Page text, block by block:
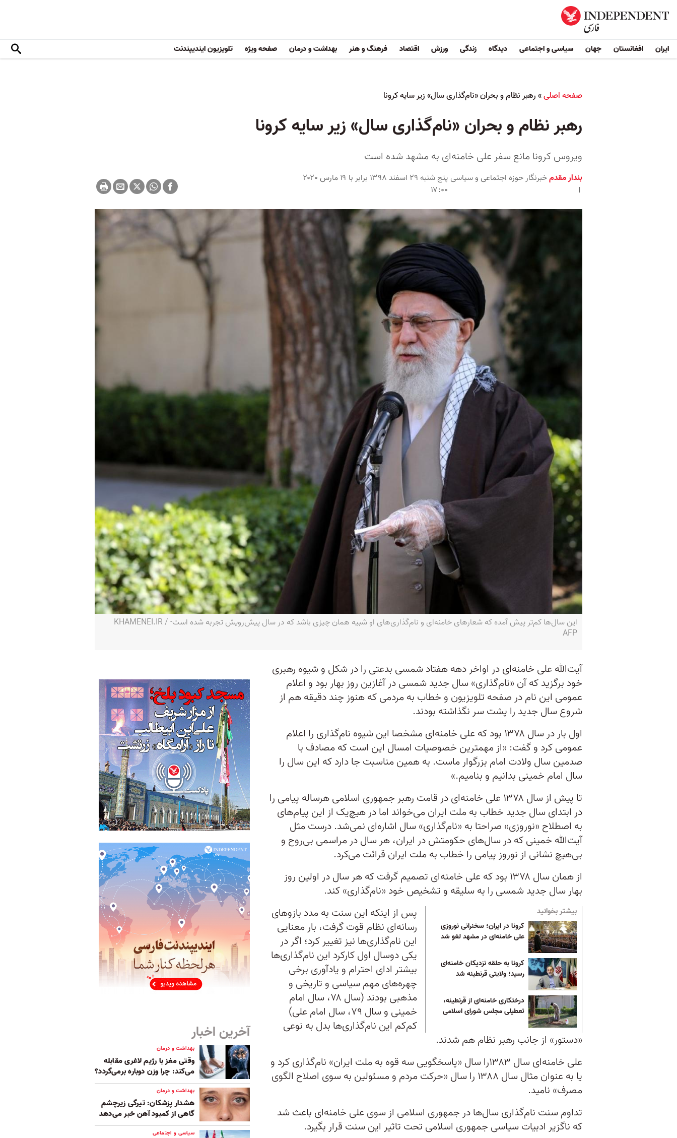
ایران افغانستان جهان سیاسی و اجتماعی دیدگاه زندگی ورزش اقتصاد فرهنگ و هنر بهداشت و درمان صفحه ویژه تلویزیون ایندیپندنت
صفحه اصلی»رهبر نظام و بحران «نام‌گذاری سال» زیر سایه کرونا
رهبر نظام و بحران «نام‌گذاری سال» زیر سایه کرونا
ویروس کرونا مانع سفر علی خامنه‌ای به مشهد شده است
بندار مقدمخبرنگار حوزه اجتماعی و سیاسی
پنج شنبه ۲۹ اسفند ۱۳۹۸ برابر با ۱۹ مارس ۲۰۲۰
۱۷:۰۰
این سال‌ها کم‌تر پیش آمده که شعارهای خامنه‌ای و نام‌گذاری‌های او شبیه همان چیزی باشد که در سال پیش‌رویش تجربه شده است- KHAMENEI.IR /
AFP
آیت‌الله علی خامنه‌ای در اواخر دهه هفتاد شمسی بدعتی را در شکل و شیوه رهبری
خود برگزید که آن «نام‌گذاری» سال جدید شمسی در آغازین روز بهار بود و اعلام
عمومی این نام در صفحه تلویزیون و خطاب به مردمی که هنوز چند دقیقه هم از
شروع سال جدید را پشت سر نگذاشته بودند.
اول بار در سال ۱۳۷۸ بود که علی خامنه‌ای مشخصا این شیوه نام‌گذاری را اعلام
عمومی کرد و گفت: «از مهمترین خصوصیات امسال این است که مصادف با
صدمین سال ولادت امام بزرگوار ماست. به همین مناسبت جا دارد که این سال را
سال امام خمینی بدانیم و بنامیم.»
تا پیش از سال ۱۳۷۸ علی خامنه‌ای در قامت رهبر جمهوری اسلامی هرساله پیامی را
در ابتدای سال جدید خطاب به ملت ایران می‌خواند اما در هیچ‌یک از این پیام‌های
به اصطلاح «نوروزی» صراحتا به «نام‌گذاری» سال اشاره‌ای نمی‌شد. درست مثل
آیت‌الله خمینی که در سال‌های حکومتش در ایران، هر سال در مراسمی بی‌روح و
بی‌هیچ نشانی از نوروز پیامی را خطاب به ملت ایران قرائت می‌کرد.
از همان سال ۱۳۷۸ بود که علی خامنه‌ای تصمیم گرفت که هر سال در اولین روز
بهار سال جدید شمسی را به سلیقه و تشخیص خود «نام‌گذاری» کند.
بیشتر بخوانید
کرونا در ایران؛ سخنرانی نوروزی
علی خامنه‌ای در مشهد لغو شد
کرونا به حلقه نزدیکان خامنه‌ای
رسید؛ ولایتی قرنطینه شد
درختکاری خامنه‌ای از قرنطینه،
تعطیلی مجلس شورای اسلامی
پس از اینکه این سنت به مدد بازوهای
رسانه‌ای نظام قوت گرفت، بار معنایی
این نام‌گذاری‌ها نیز تغییر کرد؛ اگر در
یکی دوسال اول کارکرد این نام‌گذاری‌ها
بیشتر ادای احترام و یادآوری برخی
چهره‌های مهم سیاسی و تاریخی و
مذهبی بودند (سال ۷۸، سال امام
خمینی و سال ۷۹، سال امام علی)
کم‌کم این نام‌گذاری‌ها بدل به نوعی
«دستور» از جانب رهبر نظام هم شدند.
علی خامنه‌ای سال ۱۳۸۳را سال «پاسخگویی سه قوه به ملت ایران» نام‌گذاری کرد و
یا به عنوان مثال سال ۱۳۸۸ را سال «حرکت مردم و مسئولین به سوی اصلاح الگوی
مصرف» نامید.
تداوم سنت نام‌گذاری سال‌ها در جمهوری اسلامی از سوی علی خامنه‌ای باعث شد
که ناگزیر ادبیات سیاسی جمهوری اسلامی تحت تاثیر این سنت قرار بگیرد.
آخرین اخبار
بهداشت و درمان
وقتی مغز با رژیم لاغری مقابله
می‌کند: چرا وزن دوباره برمی‌گردد؟
بهداشت و درمان
هشدار پزشکان: تیرگی زیرچشم
گاهی از کمبود آهن خبر می‌دهد
سیاسی و اجتماعی